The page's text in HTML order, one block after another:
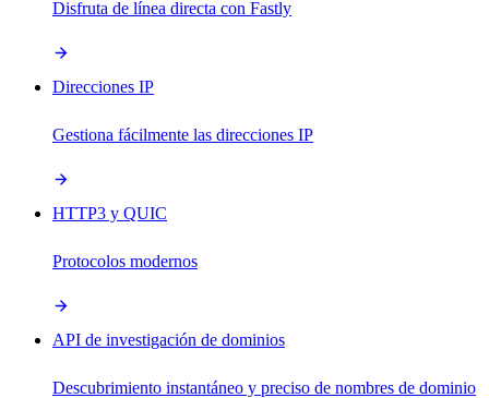
Disfruta de línea directa con Fastly
Direcciones IP
Gestiona fácilmente las direcciones IP
HTTP3 y QUIC
Protocolos modernos
API de investigación de dominios
Descubrimiento instantáneo y preciso de nombres de dominio